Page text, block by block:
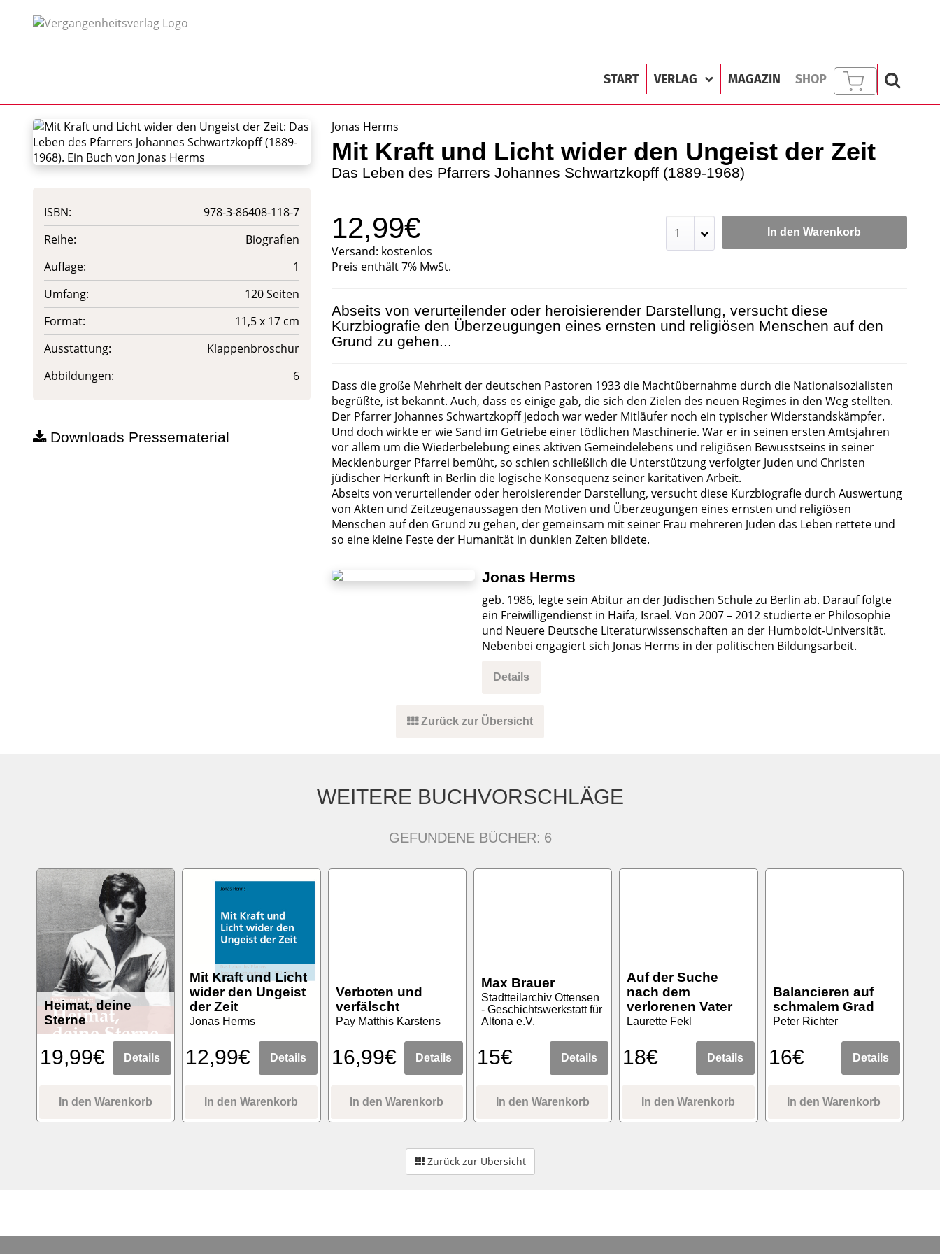
START VERLAG MAGAZIN SHOP
ISBN:
978-3-86408-118-7
Reihe:
Biografien
Auflage:
1
Umfang:
120 Seiten
Format:
11,5 x 17 cm
Ausstattung:
Klappenbroschur
Abbildungen:
6
Downloads Pressematerial
Jonas Herms
Mit Kraft und Licht wider den Ungeist der Zeit
Das Leben des Pfarrers Johannes Schwartzkopff (1889-1968)
12,99€
Versand: kostenlos
Preis enthält 7% MwSt.
In den Warenkorb
Abseits von verurteilender oder heroisierender Darstellung, versucht diese
Kurzbiografie den Überzeugungen eines ernsten und religiösen Menschen auf den
Grund zu gehen...
Dass die große Mehrheit der deutschen Pastoren 1933 die Machtübernahme durch die Nationalsozialisten
begrüßte, ist bekannt. Auch, dass es einige gab, die sich den Zielen des neuen Regimes in den Weg stellten.
Der Pfarrer Johannes Schwartzkopff jedoch war weder Mitläufer noch ein typischer Widerstandskämpfer.
Und doch wirkte er wie Sand im Getriebe einer tödlichen Maschinerie. War er in seinen ersten Amtsjahren
vor allem um die Wiederbelebung eines aktiven Gemeindelebens und religiösen Bewusstseins in seiner
Mecklenburger Pfarrei bemüht, so schien schließlich die Unterstützung verfolgter Juden und Christen
jüdischer Herkunft in Berlin die logische Konsequenz seiner karitativen Arbeit.
Abseits von verurteilender oder heroisierender Darstellung, versucht diese Kurzbiografie durch Auswertung
von Akten und Zeitzeugenaussagen den Motiven und Überzeugungen eines ernsten und religiösen
Menschen auf den Grund zu gehen, der gemeinsam mit seiner Frau mehreren Juden das Leben rettete und
so eine kleine Feste der Humanität in dunklen Zeiten bildete.
Jonas Herms
geb. 1986, legte sein Abitur an der Jüdischen Schule zu Berlin ab. Darauf folgte
ein Freiwilligendienst in Haifa, Israel. Von 2007 – 2012 studierte er Philosophie
und Neuere Deutsche Literaturwissenschaften an der Humboldt-Universität.
Nebenbei engagiert sich Jonas Herms in der politischen Bildungsarbeit.
Details
Zurück zur Übersicht
WEITERE BUCHVORSCHLÄGE
GEFUNDENE BÜCHER: 6
Heimat, deine
Sterne
19,99€ Details
In den Warenkorb
Mit Kraft und Licht
wider den Ungeist
der Zeit
Jonas Herms
12,99€ Details
In den Warenkorb
Verboten und
verfälscht
Pay Matthis Karstens
16,99€ Details
In den Warenkorb
Max Brauer
Stadtteilarchiv Ottensen
- Geschichtswerkstatt für
Altona e.V.
15€ Details
In den Warenkorb
Auf der Suche
nach dem
verlorenen Vater
Laurette Fekl
18€ Details
In den Warenkorb
Balancieren auf
schmalem Grad
Peter Richter
16€ Details
In den Warenkorb
Zurück zur Übersicht